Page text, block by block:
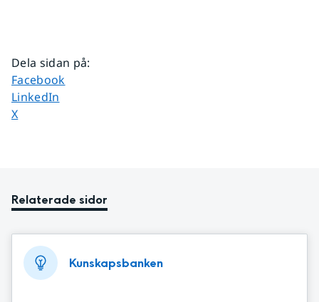
Dela sidan på:
Dela sidan på
Facebook
Dela sidan på
LinkedIn
Dela sidan på
X
Relaterade sidor
Kunskapsbanken